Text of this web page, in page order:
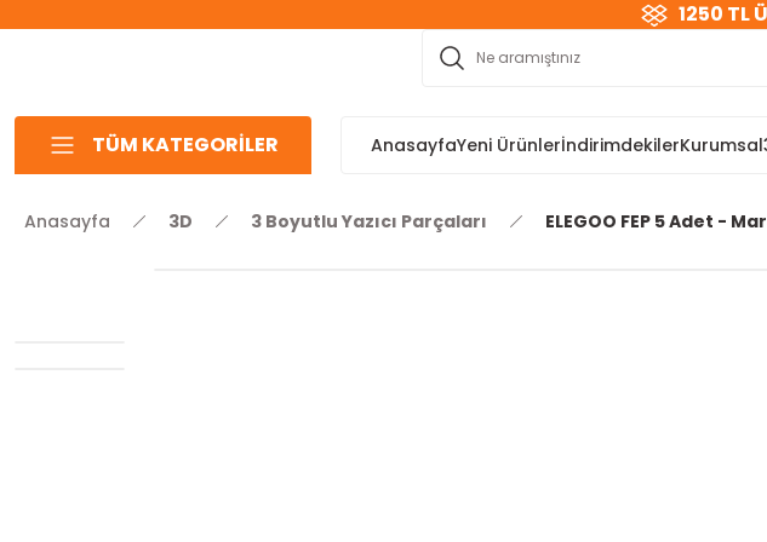
1250 TL
TÜM KATEGORİLER AnasayfaYeni ÜrünlerİndirimdekilerKurumsal
Anasayfa 3D 3 Boyutlu Yazıcı Parçaları ELEGOO FEP 5 Adet -